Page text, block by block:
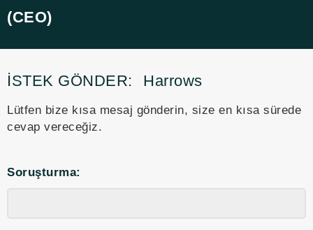
(CEO)
İSTEK GÖNDER: Harrows
Lütfen bize kısa mesaj gönderin, size en kısa sürede
cevap vereceğiz.
Soruşturma: